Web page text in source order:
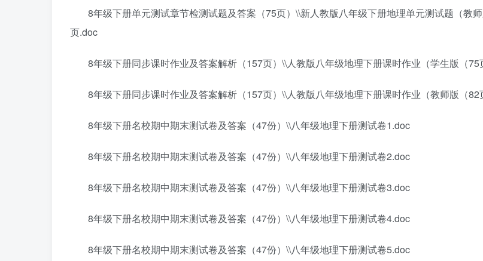
8年级下册单元测试章节检测试题及答案（75页）\\新人教版八年级下册地理单元测试题（教
页.doc
8年级下册同步课时作业及答案解析（157页）\\人教版八年级地理下册课时作业（学生版（75
8年级下册同步课时作业及答案解析（157页）\\人教版八年级地理下册课时作业（教师版（82
8年级下册名校期中期末测试卷及答案（47份）\\八年级地理下册测试卷1.doc
8年级下册名校期中期末测试卷及答案（47份）\\八年级地理下册测试卷2.doc
8年级下册名校期中期末测试卷及答案（47份）\\八年级地理下册测试卷3.doc
8年级下册名校期中期末测试卷及答案（47份）\\八年级地理下册测试卷4.doc
8年级下册名校期中期末测试卷及答案（47份）\\八年级地理下册测试卷5.doc